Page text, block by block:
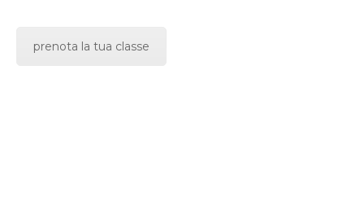
prenota la tua classe